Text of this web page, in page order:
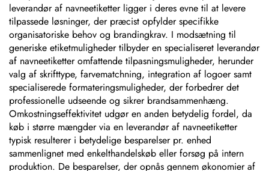
maskinnavneskilte
leverandør af navneetiketter ligger i deres evne til at levere
tilpassede løsninger, der præcist opfylder specifikke
organisatoriske behov og brandingkrav. I modsætning til
generiske etiketmuligheder tilbyder en specialiseret leverandør
af navneetiketter omfattende tilpasningsmuligheder, herunder
valg af skrifttype, farvematchning, integration af logoer samt
specialiserede formateringsmuligheder, der forbedrer det
professionelle udseende og sikrer brandsammenhæng.
Omkostningseffektivitet udgør en anden betydelig fordel, da
køb i større mængder via en leverandør af navneetiketter
typisk resulterer i betydelige besparelser pr. enhed
sammenlignet med enkelthandelskøb eller forsøg på intern
produktion. De besparelser, der opnås gennem økonomier af